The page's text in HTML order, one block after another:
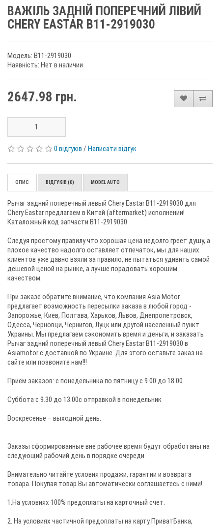
ВАЖІЛЬ ЗАДНІЙ ПОПЕРЕЧНИЙ ЛІВИЙ
CHERY EASTAR B11-2919030
Модель: B11-2919030
Наявність: Нет в наличии
2647.98 грн.
0 відгуків / Написати відгук
ОПИС ВІДГУКІВ (0) MODEL AUTO
Рычаг задний поперечный левый Chery Eastar B11-2919030 для
Chery Eastar предлагаем в Китай (аftermarket) исполнении!
Каталожный код запчасти B11-2919030
Следуя простому правилу что хорошая цена недолго греет душу, а
плохое качество надолго оставляет отпечаток, мы для наших
клиентов уже давно взяли за правило, не пытаться удивить самой
дешевой ценой на рынке, а лучше порадовать хорошим
качеством.
При заказе обратите внимание, что компания Asia Motor
предлагает возможность пересылки заказа в любой город -
Запорожье, Киев, Полтава, Харьков, Львов, Днепропетровск,
Одесса, Черновци, Чернигов, Луцк или другой населенный пункт
Украины. Мы предлагаем сэкономить время и деньги, и заказать
Рычаг задний поперечный левый Chery Eastar B11-2919030 в
Asiamotor с доставкой по Украине. Для этого оставьте заказ на
сайте или позвоните нам!!!
Приём заказов: c понедельника по пятницу с 9.00 до 18.00.
Суббота с 9.30 до 13.00с отправкой в понедельник
Воскресенье – выходной день.
Заказы сформированные вне рабочее время будут обработаны на
следующий рабочий день в порядке очереди.
Внимательно читайте условия продажи, гарантии и возврата
товара. Покупая товар Вы автоматически соглашаетесь с ними!
1.На условиях 100% предоплаты на карточный счет.
2. На условиях частичной предоплаты на карту ПриватБанка,